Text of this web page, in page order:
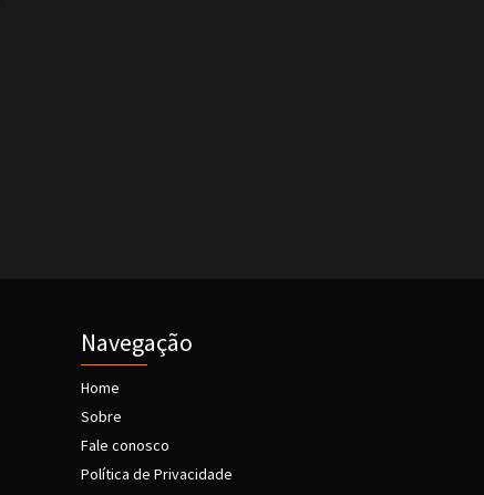
Navegação
Home
Sobre
Fale conosco
Política de Privacidade